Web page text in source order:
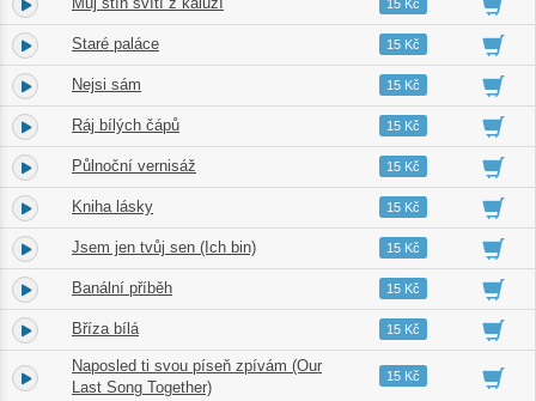
15 Kč
15. Staré paláce 03:5815 Kč
16. Nejsi sám 03:2115 Kč
17. Ráj bílých čápů 04:0215 Kč
18. Půlnoční vernisáž 03:1715 Kč
19. Kniha lásky 03:1315 Kč
20. Jsem jen tvůj sen (Ich bin) 04:1015 Kč
21. Banální příběh 02:5715 Kč
22. Bříza bílá 03:4115 Kč
23.
Naposled ti svou píseň zpívám (Our
Last Song Together)
02:3515 Kč